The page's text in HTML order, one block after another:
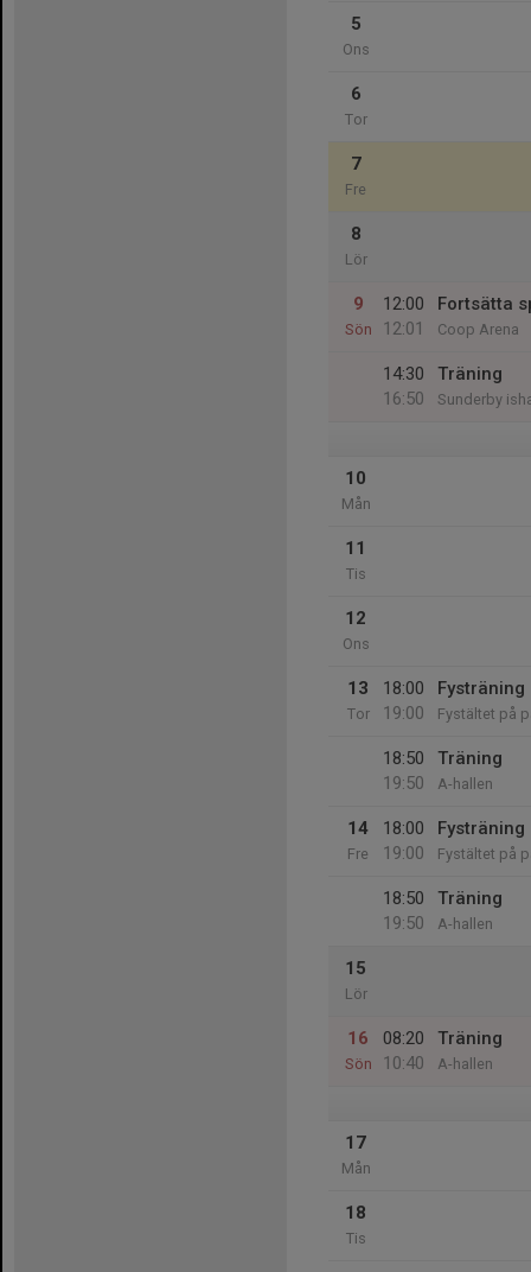
5
Ons
6
Tor
7
Fre
8
Lör
9
Sön
12:00
12:01
Fortsätta
Coop Arena
14:30
16:50
Träning
Sunderby
10
Mån
11
Tis
12
Ons
13
Tor
18:00
19:00
Fysträning
Fystältet på
18:50
19:50
Träning
A-hallen
14
Fre
18:00
19:00
Fysträning
Fystältet på
18:50
19:50
Träning
A-hallen
15
Lör
16
Sön
08:20
10:40
Träning
A-hallen
17
Mån
18
Tis